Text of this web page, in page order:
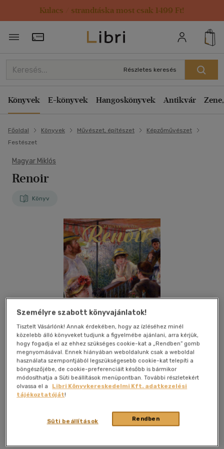
Kulacs / strandtáska most csak 1499 Ft!
Törzsvásárlói Kártya adatai
Részletes keresés
Könyvek E-könyvek Hangoskönyvek Antikvár
Főoldal Könyvek Művészet, építészet
Képzőművészet
Festészet
Magyar Miklós
Renoir
Könyv
Kívánságlistához adom Megosztom
Napkút Kiadó Kft|2026|magyar nyelvű|keménytábla,
Személyre szabott könyvajánlatok!
Tisztelt Vásárlónk! Annak érdekében, hogy az ízléséhez minél
közelebb álló könyveket tudjunk a figyelmébe ajánlani, arra kérjük,
hogy fogadja el az ehhez szükséges cookie-kat a „Rendben” gomb
megnyomásával. Ennek hiányában weboldalunk csak a weboldal
használata szempontjából legszükségesebb cookie-kat telepíti a
böngészőjébe, de cookie-preferenciáit később is bármikor
módosíthatja a Süti beállítások menüpontban. További részletekért
olvassa el a
Libri Könyvkereskedelmi Kft. adatkezelési
tájékoztatóját!
Rendben
Süti beállítások